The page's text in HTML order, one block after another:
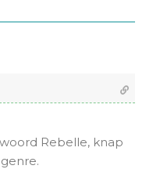
Rebelle, knap